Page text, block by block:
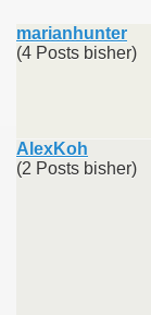
marianhunter
(4 Posts bisher)
AlexKoh
(2 Posts bisher)